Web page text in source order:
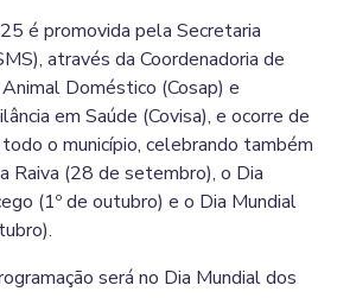
é promovida pela Secretaria
através da Coordenadoria de
Doméstico (Cosap) e
em Saúde (Covisa), e ocorre de
o município, celebrando também
Raiva (28 de setembro), o Dia
(1º de outubro) e o Dia Mundial
será no Dia Mundial dos